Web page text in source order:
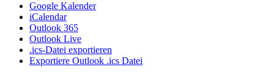
Google Kalender
iCalendar
Outlook 365
Outlook Live
.ics-Datei exportieren
Exportiere Outlook .ics Datei